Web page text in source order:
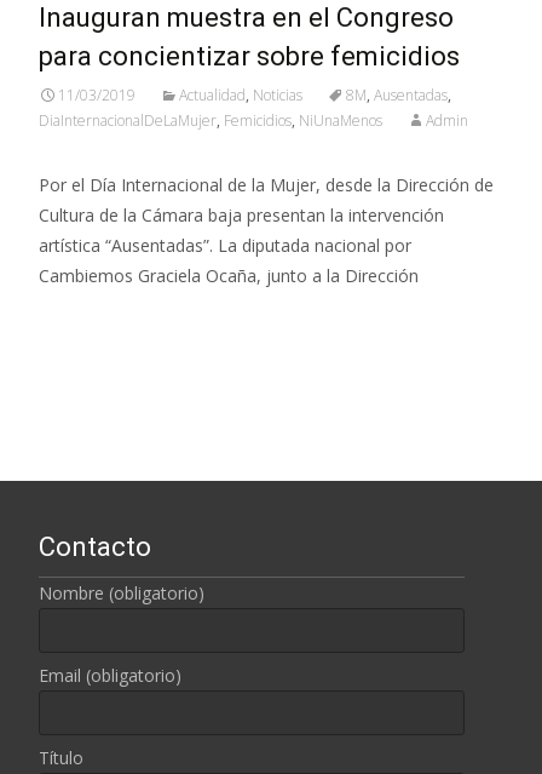
Inauguran muestra en el Congreso
para concientizar sobre femicidios
11/03/2019 Actualidad, Noticias 8M, Ausentadas,
DiaInternacionalDeLaMujer, Femicidios, NiUnaMenos Admin
Por el Día Internacional de la Mujer, desde la Dirección de
Cultura de la Cámara baja presentan la intervención
artística “Ausentadas”. La diputada nacional por
Cambiemos Graciela Ocaña, junto a la Dirección
Contacto
Nombre (obligatorio)
Email (obligatorio)
Título